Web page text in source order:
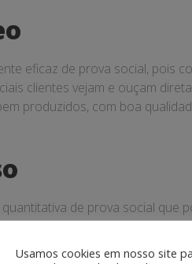
eficaz de prova social, pois
clientes vejam e ouçam
produzidos, com boa
de prova social
ou a redução no
em seu site,
Usamos cookies em nosso site